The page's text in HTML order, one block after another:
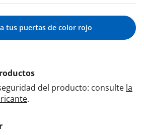
tus puertas de color rojo
del producto: consulte la
.